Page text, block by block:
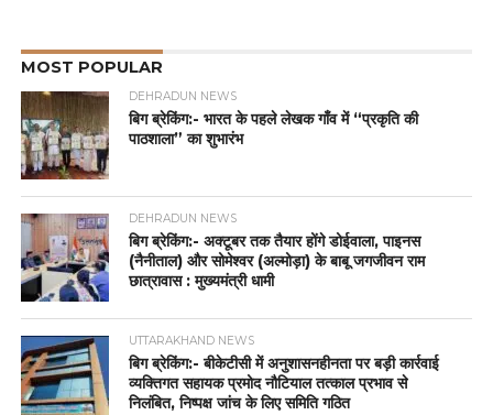
MOST POPULAR
DEHRADUN NEWS
बिग ब्रेकिंग:- भारत के पहले लेखक गाँव में “प्रकृति की
पाठशाला” का शुभारंभ
DEHRADUN NEWS
बिग ब्रेकिंग:- अक्टूबर तक तैयार होंगे डोईवाला, पाइनस
(नैनीताल) और सोमेश्वर (अल्मोड़ा) के बाबू जगजीवन राम
छात्रावास : मुख्यमंत्री धामी
UTTARAKHAND NEWS
बिग ब्रेकिंग:- बीकेटीसी में अनुशासनहीनता पर बड़ी कार्रवाई
व्यक्तिगत सहायक प्रमोद नौटियाल तत्काल प्रभाव से
निलंबित, निष्पक्ष जांच के लिए समिति गठित